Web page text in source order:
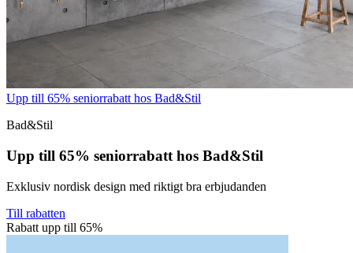
Upp till 65% seniorrabatt hos Bad&Stil
Bad&Stil
Upp till 65% seniorrabatt hos Bad&Stil
Exklusiv nordisk design med riktigt bra erbjudanden
Till rabatten
Rabatt upp till 65%